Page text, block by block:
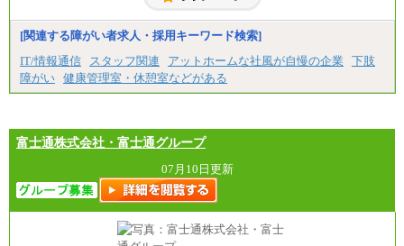
※試用期間中も給与に変更はございません。
[関連する障がい者求人・採用キーワード検索]
IT/情報通信
スタッフ関連 アットホームな社風が自慢の企業
下肢
障がい 健康管理室・休憩室などがある
富士通株式会社・富士通グループ
07月10日更新